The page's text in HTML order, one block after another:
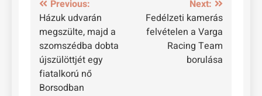
Bejegyzés
navigáció
Previous:
Házuk udvarán
megszülte, majd a
szomszédba dobta
újszülöttjét egy
fiatalkorú nő
Borsodban
Next:
Fedélzeti kamerás
felvételen a Varga
Racing Team
borulása